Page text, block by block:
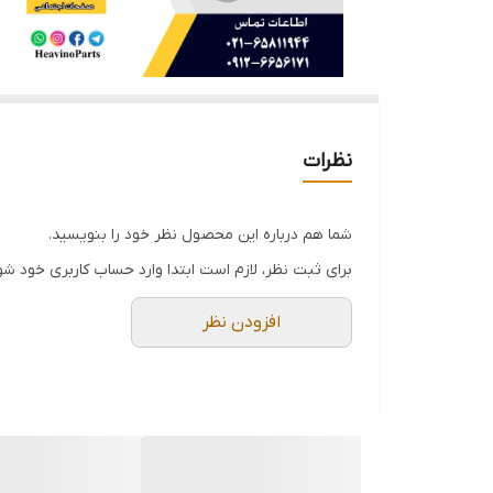
نظرات
شما هم درباره این محصول نظر خود را بنویسید.
برای ثبت نظر، لازم است ابتدا وارد حساب کاربری خود
افزودن نظر